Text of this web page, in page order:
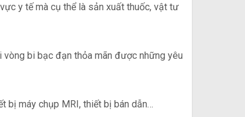
y tế mà cụ thể là sản xuất thuốc, vật tư
bi bạc đạn thỏa mãn được những yêu
máy chụp MRI, thiết bị bán dẫn…